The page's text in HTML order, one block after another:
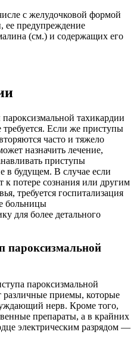
с желудочковой формой
ее предупреждение
(см.) и содержащих его
тахикардии
Если же приступы
часто и тяжело
назначить лечение,
приступы
в будущем. В случае если
к потере сознания или другим
требуется госпитализация
больницы
для более детального
пароксизмальной
пароксизмальной
приемы, которые
нерв. Кроме того,
препараты, а в крайних
электрическим разрядом —